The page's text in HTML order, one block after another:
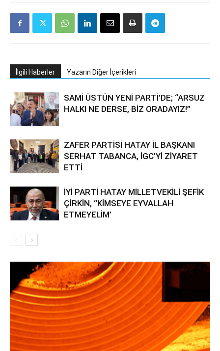
İlgili Haberler Yazarın Diğer İçerikleri
SAMİ ÜSTÜN YENİ PARTİ’DE; “ARSUZ
HALKI NE DERSE, BİZ ORADAYIZ!”
ZAFER PARTİSİ HATAY İL BAŞKANI
SERHAT TABANCA, İGC’Yİ ZİYARET
ETTİ
İYİ PARTİ HATAY MİLLETVEKİLİ ŞEFİK
ÇİRKİN, “KİMSEYE EYVALLAH
ETMEYELİM’